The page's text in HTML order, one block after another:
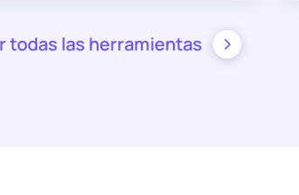
todas las herramientas